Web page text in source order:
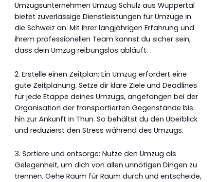
Umzugsunternehmen Umzug Schulz aus Wuppertal
bietet zuverlässige Dienstleistungen für Umzüge in
die Schweiz an. Mit ihrer langjährigen Erfahrung und
ihrem professionellen Team kannst du sicher sein,
dass dein Umzug reibungslos abläuft.
2. Erstelle einen Zeitplan: Ein Umzug erfordert eine
gute Zeitplanung. Setze dir klare Ziele und Deadlines
für jede Etappe deines Umzugs, angefangen bei der
Organisation der transportierten Gegenstände bis
hin zur Ankunft in Thun. So behältst du den Überblick
und reduzierst den Stress während des Umzugs.
3. Sortiere und entsorge: Nutze den Umzug als
Gelegenheit, um dich von allen unnötigen Dingen zu
trennen. Gehe Raum für Raum durch und entscheide,